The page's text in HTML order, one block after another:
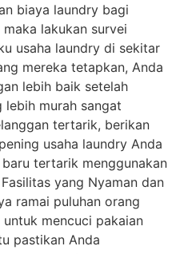
biaya laundry bagi
lakukan survei
usaha laundry di sekitar
mereka tetapkan, Anda
lebih baik setelah
lebih murah sangat
tertarik, berikan
usaha laundry Anda
tertarik menggunakan
yang Nyaman dan
ramai puluhan orang
mencuci pakaian
pastikan Anda